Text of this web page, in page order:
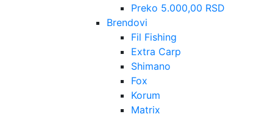
Preko 5.000,00 RSD
Brendovi
Fil Fishing
Extra Carp
Shimano
Fox
Korum
Matrix